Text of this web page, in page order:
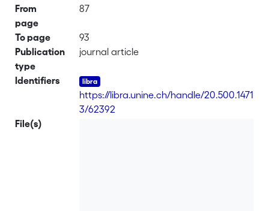
From
page
87
To page
93
Publication
type
journal article
Identifiers
https://libra.unine.ch/handle/20.500.1471
3/62392
File(s)